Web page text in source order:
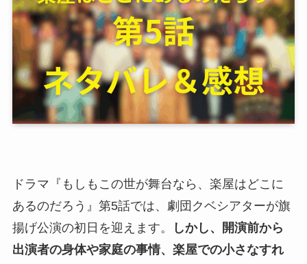
ドラマ『もしもこの世が舞台なら、楽屋はどこに
あるのだろう』第5話では、劇団クベシアターが旗
揚げ公演の初日を迎えます。
しかし、開演前から
出演者の身体や家庭の事情、楽屋での小さなすれ